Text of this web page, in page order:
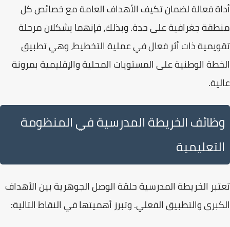
أداة فعالة لضمان تكيف الأهداف العامة مع خصائص كل
منطقة جغرافية على حدة. وبذلك، فإنهما يشكلان مرحلة
تقويمية ذات أثر فعال في عملية التخطيط، وهي تطبيق
الخطة الوطنية على المستويات المحلية والإقليمية بمرونة
عالية.
وظائف الخريطة المدرسية في المنظومة
التعليمية
تعتبر الخريطة المدرسية حلقة الوصل الجوهرية بين الأهداف
الكبرى والتطبيق الفعلي. وتبرز أهميتها في النقاط التالية: